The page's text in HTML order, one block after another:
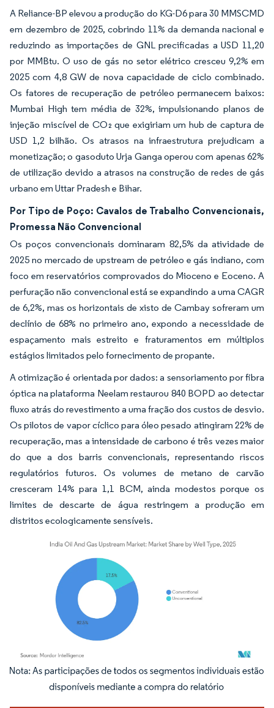
A Reliance-BP elevou a produção do KG-D6 para 30 MMSCMD
em dezembro de 2025, cobrindo 11% da demanda nacional e
reduzindo as importações de GNL precificadas a USD 11,20
por MMBtu. O uso de gás no setor elétrico cresceu 9,2% em
2025 com 4,8 GW de nova capacidade de ciclo combinado.
Os fatores de recuperação de petróleo permanecem baixos:
Mumbai High tem média de 32%, impulsionando planos de
injeção miscível de CO₂ que exigiriam um hub de captura de
USD 1,2 bilhão. Os atrasos na infraestrutura prejudicam a
monetização; o gasoduto Urja Ganga operou com apenas 62%
de utilização devido a atrasos na construção de redes de gás
urbano em Uttar Pradesh e Bihar.
Por Tipo de Poço: Cavalos de Trabalho Convencionais,
Promessa Não Convencional
Os poços convencionais dominaram 82,5% da atividade de
2025 no mercado de upstream de petróleo e gás indiano, com
foco em reservatórios comprovados do Mioceno e Eoceno. A
perfuração não convencional está se expandindo a uma CAGR
de 6,2%, mas os horizontais de xisto de Cambay sofreram um
declínio de 68% no primeiro ano, expondo a necessidade de
espaçamento mais estreito e fraturamentos em múltiplos
estágios limitados pelo fornecimento de propante.
A otimização é orientada por dados: a sensoriamento por fibra
óptica na plataforma Neelam restaurou 840 BOPD ao detectar
fluxo atrás do revestimento a uma fração dos custos de desvio.
Os pilotos de vapor cíclico para óleo pesado atingiram 22% de
recuperação, mas a intensidade de carbono é três vezes maior
do que a dos barris convencionais, representando riscos
regulatórios futuros. Os volumes de metano de carvão
cresceram 14% para 1,1 BCM, ainda modestos porque os
limites de descarte de água restringem a produção em
distritos ecologicamente sensíveis.
Imagem © Mordor Intelligence. O reuso requer atribuição conforme CC BY 4.0.